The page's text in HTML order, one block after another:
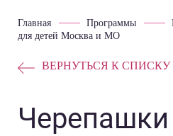
Главная Программы
для детей Москва и МО
ВЕРНУТЬСЯ К СПИСКУ